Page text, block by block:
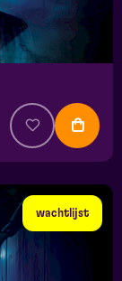
wachtlijst